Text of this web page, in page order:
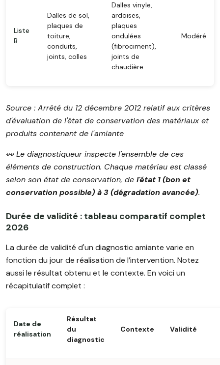
Liste
B
Dalles de sol,
plaques de
toiture,
conduits,
joints, colles
Dalles vinyle,
ardoises,
plaques
ondulées
(fibrociment),
joints de
chaudière
Modéré
Source : Arrêté du 12 décembre 2012 relatif aux critères
d'évaluation de l'état de conservation des matériaux et
produits contenant de l'amiante
👀 Le diagnostiqueur inspecte l'ensemble de ces
éléments de construction. Chaque matériau est classé
selon son état de conservation, de l'état 1 (bon et
conservation possible) à 3 (dégradation avancée).
Durée de validité : tableau comparatif complet
2026
La durée de validité d'un diagnostic amiante varie en
fonction du jour de réalisation de l’intervention. Notez
aussi le résultat obtenu et le contexte. En voici un
récapitulatif complet :
Date de
réalisation
Résultat
du
diagnostic
Contexte Validité